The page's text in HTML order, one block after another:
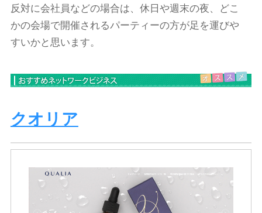
反対に会社員などの場合は、休日や週末の夜、どこ
かの会場で開催されるパーティーの方が足を運びや
すいかと思います。
クオリア